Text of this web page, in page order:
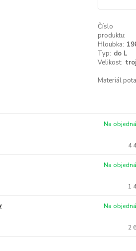
Číslo
produktu:
Hloubka:
Typ: do L
Velikost:
Materiál
4
Na
1
Na
2
Na